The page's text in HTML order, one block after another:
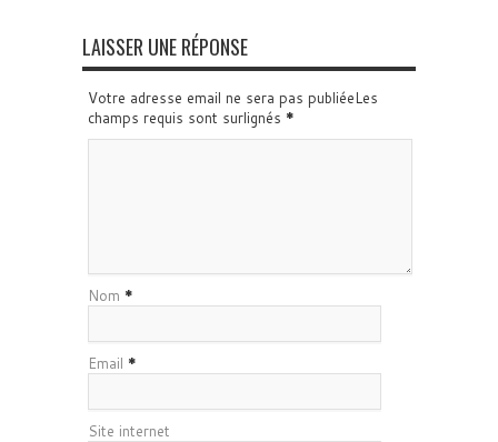
LAISSER UNE RÉPONSE
Votre adresse email ne sera pas publiéeLes
champs requis sont surlignés *
Nom *
Email *
Site internet